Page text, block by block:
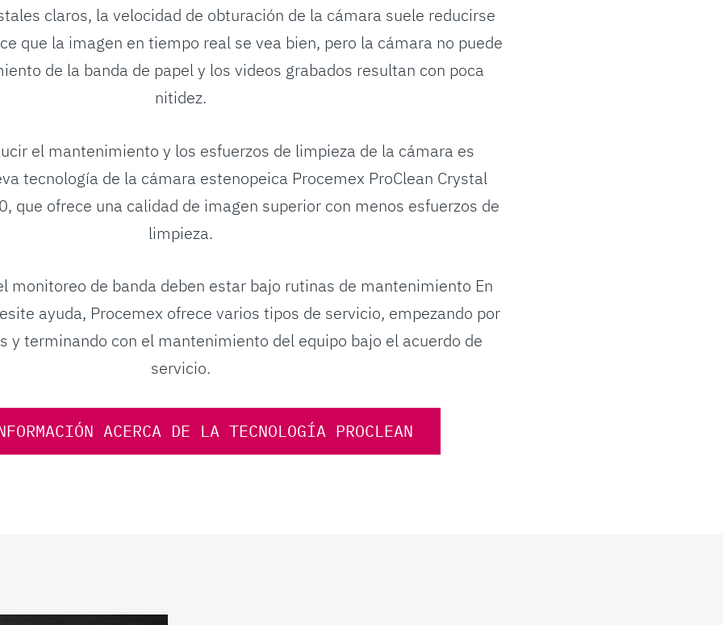
claros, la velocidad de obturación de la cámara suele reducirse
que la imagen en tiempo real se vea bien, pero la cámara no puede
de la banda de papel y los videos grabados resultan con poca
nitidez.
el mantenimiento y los esfuerzos de limpieza de la cámara es
tecnología de la cámara estenopeica Procemex ProClean Crystal
que ofrece una calidad de imagen superior con menos esfuerzos de
limpieza.
monitoreo de banda deben estar bajo rutinas de mantenimiento En
ayuda, Procemex ofrece varios tipos de servicio, empezando por
y terminando con el mantenimiento del equipo bajo el acuerdo de
servicio.
ACERCA DE LA TECNOLOGÍA PROCLEAN